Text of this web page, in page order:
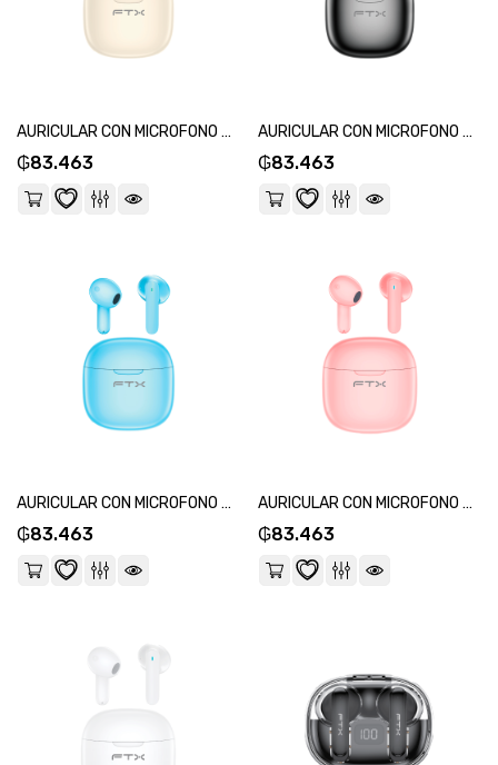
AURICULAR CON MICROFONO FTX E68-BG BT/MIC/ENC/TOUCH/IPX6 BEIGE-SKU:124591
₲83.463
AURICULAR CON MICROFONO FTX E68-BK BT/MIC/ENC/TOUCH/IPX6 NEGRO-SKU:124553
₲83.463
AURICULAR CON MICROFONO FTX E68-BL BT/MIC/ENC/TOUCH/IPX6 AZUL-SKU:124577
₲83.463
AURICULAR CON MICROFONO FTX E68-PK BT/MIC/ENC/TOUCH/IPX6 ROSA-SKU:124584
₲83.463